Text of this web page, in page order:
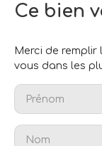
Ce bien
Merci de remplir
vous dans les
Prénom
Nom